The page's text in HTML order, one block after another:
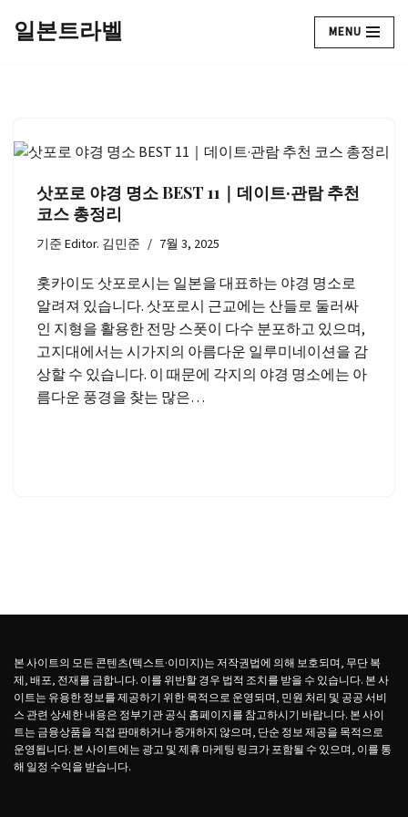
건
일본트라벨 MENU
삿포로 야경 명소 BEST 11｜데이트·관람 추천
코스 총정리
기준Editor. 김민준 7월 3, 2025
홋카이도 삿포로시는 일본을 대표하는 야경 명소로
알려져 있습니다. 삿포로시 근교에는 산들로 둘러싸
인 지형을 활용한 전망 스폿이 다수 분포하고 있으며,
고지대에서는 시가지의 아름다운 일루미네이션을 감
상할 수 있습니다. 이 때문에 각지의 야경 명소에는 아
름다운 풍경을 찾는 많은…
본 사이트의 모든 콘텐츠(텍스트·이미지)는 저작권법에 의해 보호되며, 무단 복
제, 배포, 전재를 금합니다. 이를 위반할 경우 법적 조치를 받을 수 있습니다. 본 사
이트는 유용한 정보를 제공하기 위한 목적으로 운영되며, 민원 처리 및 공공 서비
스 관련 상세한 내용은 정부기관 공식 홈페이지를 참고하시기 바랍니다. 본 사이
트는 금융상품을 직접 판매하거나 중개하지 않으며, 단순 정보 제공을 목적으로
운영됩니다. 본 사이트에는 광고 및 제휴 마케팅 링크가 포함될 수 있으며, 이를 통
해 일정 수익을 받습니다.